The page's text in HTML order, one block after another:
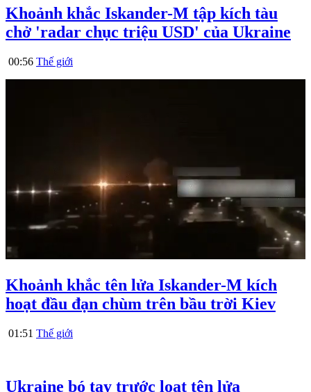
Khoảnh khắc Iskander-M tập kích tàu
chở 'radar chục triệu USD' của Ukraine
00:56 Thế giới
Khoảnh khắc tên lửa Iskander-M kích
hoạt đầu đạn chùm trên bầu trời Kiev
01:51 Thế giới
Ukraine bó tay trước loạt tên lửa